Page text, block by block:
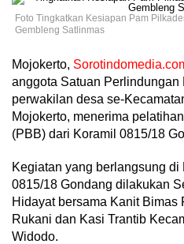
Foto Tingkatkan Kesiapan Pam
Gembleng Satlinmas
Mojokerto,
anggota Satuan Perlindungan
perwakilan desa se-
Mojokerto, menerima
(PBB) dari Koramil 0815/18
Kegiatan yang berlangsung di
0815/18 Gondang dilakukan
Hidayat bersama Kanit Bimas
Rukani dan Kasi Trantib
Widodo.